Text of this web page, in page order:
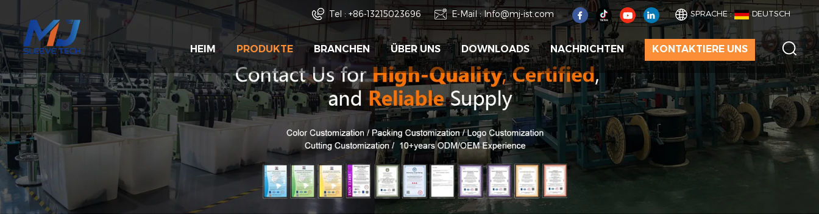
SPRACHE : DEUTSCH
Tel : +86-13215023696 E-Mail : Info@mj-ist.com
HEIM PRODUKTE BRANCHEN ÜBER UNS DOWNLOADS NACHRICHTEN KONTAKTIERE UNS